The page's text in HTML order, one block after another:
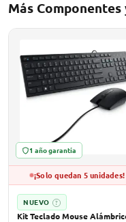
→
Más
1 año garantía
¡Solo quedan 5 unidades!
NUEVO ?
Kit Teclado Mouse